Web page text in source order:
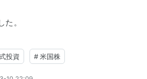
。
投資 # 米国株